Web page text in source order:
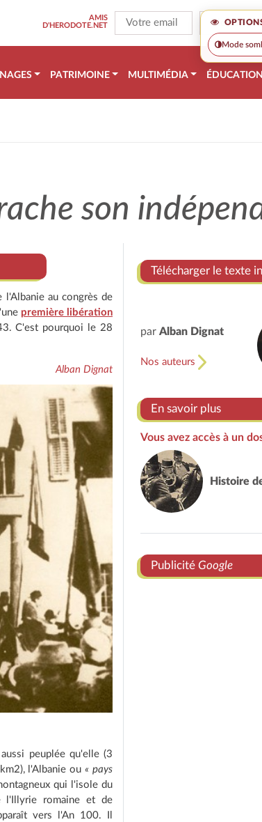
Mode
AMIS
D'HERODOTE.NET
PATRIMOINE MULTIMÉDIA ÉDUCATION
son
l'Albanie au congrès de
première libération
C'est pourquoi le 28
Alban Dignat
peuplée qu'elle (3
l'Albanie ou« pays
qui l'isole du
l'Illyrie romaine et de
vers l'An 100. Il
Télécharger le texte
par Alban Dignat
Nos auteurs
En savoir plus
Vous avez accès à un
Histoire
Publicité Google